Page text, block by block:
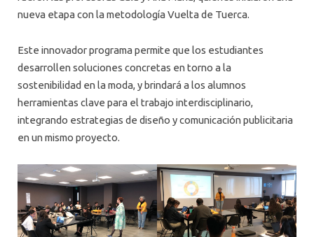
nueva etapa con la metodología Vuelta de Tuerca.
Este innovador programa permite que los estudiantes
desarrollen soluciones concretas en torno a la
sostenibilidad en la moda, y brindará a los alumnos
herramientas clave para el trabajo interdisciplinario,
integrando estrategias de diseño y comunicación publicitaria
en un mismo proyecto.